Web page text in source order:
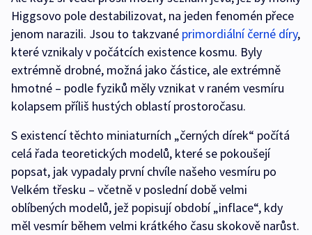
Higgsovo pole destabilizovat, na jeden fenomén přece
jenom narazili. Jsou to takzvané primordiální černé díry,
které vznikaly v počátcích existence kosmu. Byly
extrémně drobné, možná jako částice, ale extrémně
hmotné – podle fyziků měly vznikat v raném vesmíru
kolapsem příliš hustých oblastí prostoročasu.
S existencí těchto miniaturních „černých dírek“ počítá
celá řada teoretických modelů, které se pokoušejí
popsat, jak vypadaly první chvíle našeho vesmíru po
Velkém třesku – včetně v poslední době velmi
oblíbených modelů, jež popisují období „inflace“, kdy
měl vesmír během velmi krátkého času skokově narůst.